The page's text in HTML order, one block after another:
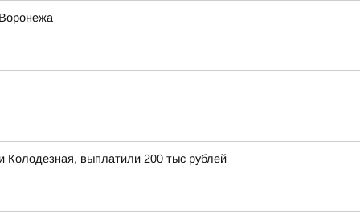
Колодезная, выплатили 200 тыс рублей